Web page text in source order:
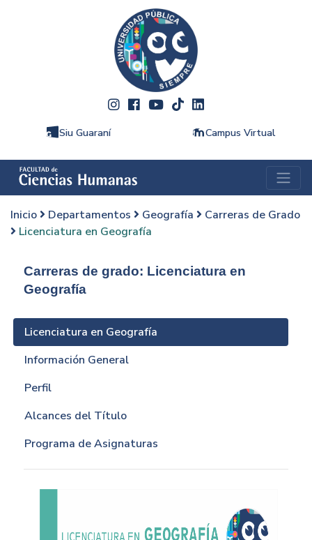
Siu Guaraní Campus Virtual
Inicio Departamentos Geografía
Carreras de Grado
Licenciatura en Geografía
Carreras de grado: Licenciatura en
Geografía
Licenciatura en Geografía
Información General
Perfil
Alcances del Título
Programa de Asignaturas